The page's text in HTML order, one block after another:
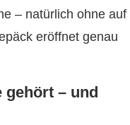
– natürlich ohne auf
eröffnet genau
gehört – und